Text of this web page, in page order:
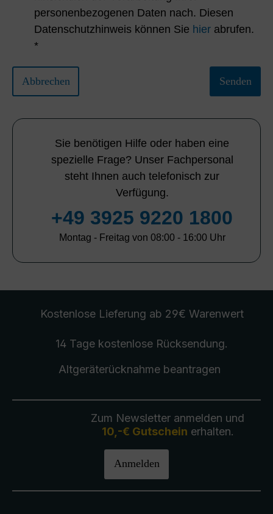
personenbezogenen Daten nach. Diesen
Datenschutzhinweis können Sie hier abrufen.
*
Abbrechen Senden
Sie benötigen Hilfe oder haben eine
spezielle Frage? Unser Fachpersonal
steht Ihnen auch telefonisch zur
Verfügung.
+49 3925 9220 1800
Montag - Freitag von 08:00 - 16:00 Uhr
Kostenlose Lieferung ab 29€ Warenwert
14 Tage kostenlose Rücksendung.
Altgeräterücknahmebeantragen
Zum Newsletter anmelden und
10,-€ Gutschein erhalten.
Anmelden